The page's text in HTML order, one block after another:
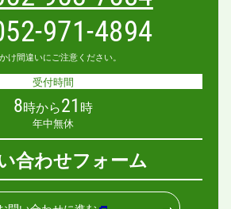
971-4894
け間違いにご注意ください。
受付時間
8時から21 時
年中無休
合わせフォーム